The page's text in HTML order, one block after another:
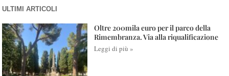
ULTIMI ARTICOLI
Oltre 200mila euro per il parco della
Rimembranza. Via alla riqualificazione
Leggi di più »